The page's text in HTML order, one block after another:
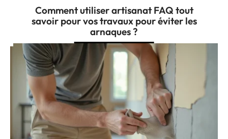
Comment utiliser artisanat FAQ tout
savoir pour vos travaux pour éviter les
arnaques ?